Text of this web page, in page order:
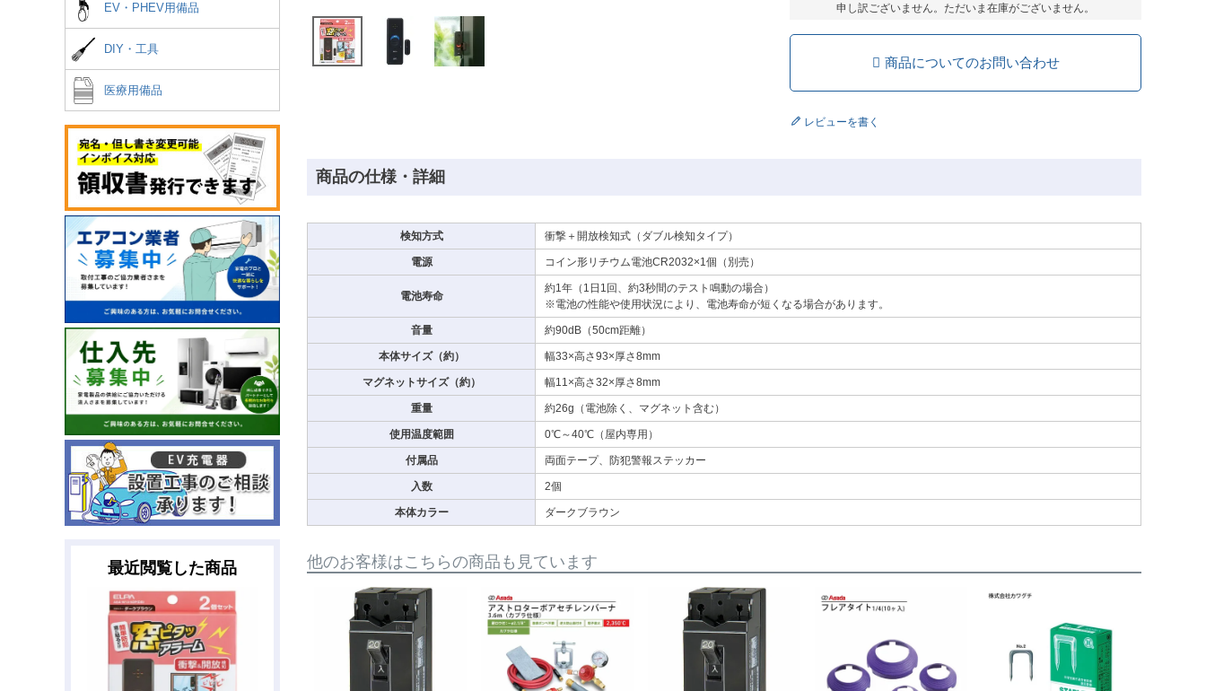
EV・PHEV用備品
DIY・工具
医療用備品
最近閲覧した商品
申し訳ございません。ただいま在庫がございません。
商品についてのお問い合わせ
レビューを書く
商品の仕様・詳細
検知方式 衝撃＋開放検知式（ダブル検知タイプ）
電源 コイン形リチウム電池CR2032×1個（別売）
電池寿命
約1年（1日1回、約3秒間のテスト鳴動の場合）
※電池の性能や使用状況により、電池寿命が短くなる場合があります。
音量 約90dB（50cm距離）
本体サイズ（約） 幅33×高さ93×厚さ8mm
マグネットサイズ（約） 幅11×高さ32×厚さ8mm
重量 約26g（電池除く、マグネット含む）
使用温度範囲 0℃～40℃（屋内専用）
付属品 両面テープ、防犯警報ステッカー
入数 2個
本体カラー ダークブラウン
他のお客様はこちらの商品も見ています